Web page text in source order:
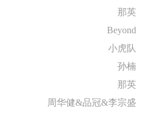
那英
Beyond
小虎队
孙楠
那英
周华健&品冠&李宗盛